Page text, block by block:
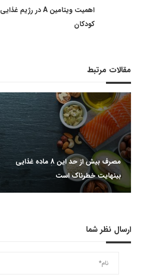
اهمیت ویتامین A در رژیم غذایی
کودکان
مقالات مرتبط
مصرف بیش از حد این 8 ماده غذایی
بینهایت خطرناک است
ارسال نظر شما